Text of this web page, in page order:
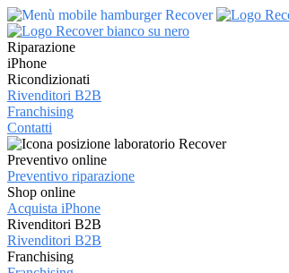
Riparazione
iPhone
Ricondizionati
Rivenditori B2B
Franchising
Contatti
Preventivo online
Preventivo riparazione
Shop online
Acquista iPhone
Rivenditori B2B
Rivenditori B2B
Franchising